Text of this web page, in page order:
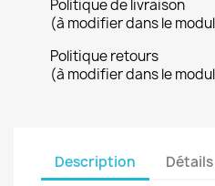
Politique de livraison
(à modifier dans le
Politique retours
(à modifier dans le
Description